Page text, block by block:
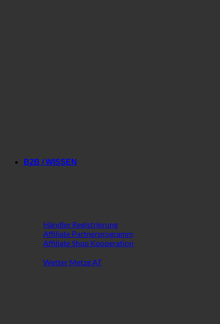
B2B / WISSEN
Händler Registrierung
Affiliate Partnerprogramm
Affiliate Shop Kooperation
Wetter Metzg AT